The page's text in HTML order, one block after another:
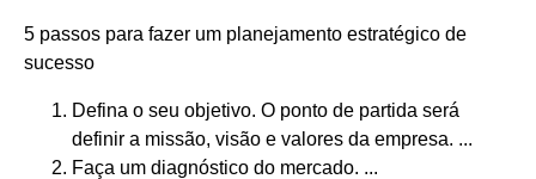
5 passos para fazer um planejamento estratégico de
sucesso
Defina o seu objetivo. O ponto de partida será
definir a missão, visão e valores da empresa. ...
Faça um diagnóstico do mercado. ...